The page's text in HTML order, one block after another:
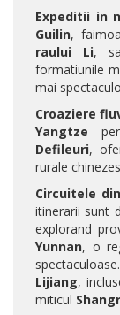
Expeditii in
Guilin,
raului Li,
formatiunile
mai
Croaziere
Yangtze
Defileuri,
rurale
Circuitele
itinerarii sunt
explorand
Yunnan, o
Lijiang,
miticul